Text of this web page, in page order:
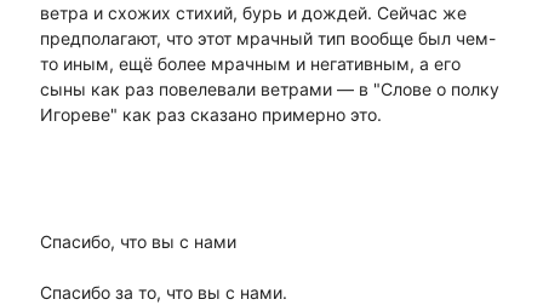
ветра и схожих стихий, бурь и дождей. Сейчас же
предполагают, что этот мрачный тип вообще был чем-
то иным, ещё более мрачным и негативным, а его
сыны как раз повелевали ветрами — в "Слове о полку
Игореве" как раз сказано примерно это.
Спасибо, что вы с нами
Спасибо за то, что вы с нами.